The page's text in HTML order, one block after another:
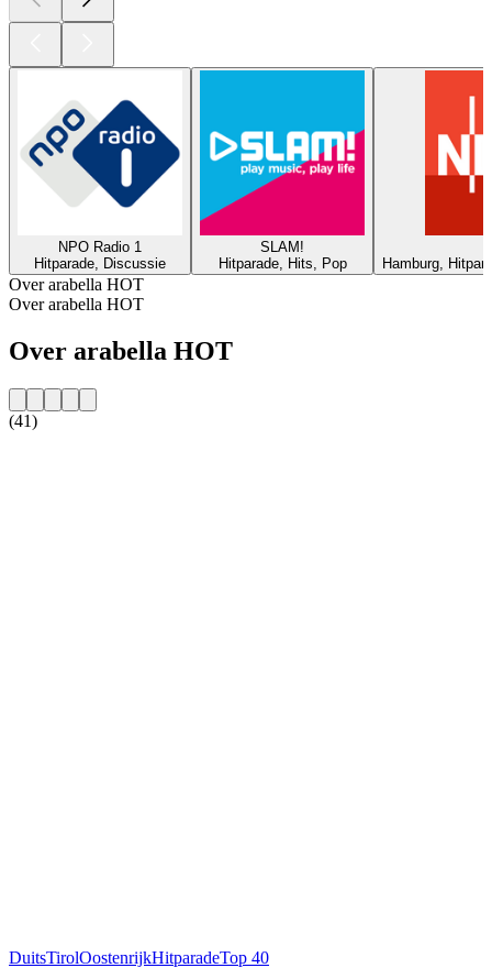
NPO Radio 1
Hitparade, Discussie
SLAM!
Hitparade, Hits, Pop
Hamburg,
Over arabella HOT
Over arabella HOT
Over arabella HOT
(41)
DuitsTirolOostenrijkHitparadeTop 40